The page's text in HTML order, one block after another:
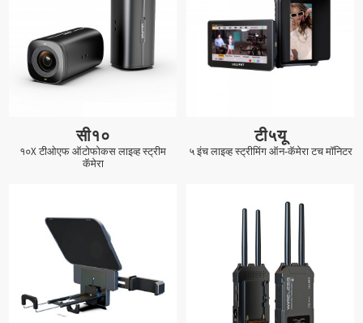
सी१०
१०X टीओएफ ऑटोफोकस लाइव्ह स्ट्रीम
कॅमेरा
टी५यू
५ इंच लाइव्ह स्ट्रीमिंग ऑन-कॅमेरा टच मॉनिटर